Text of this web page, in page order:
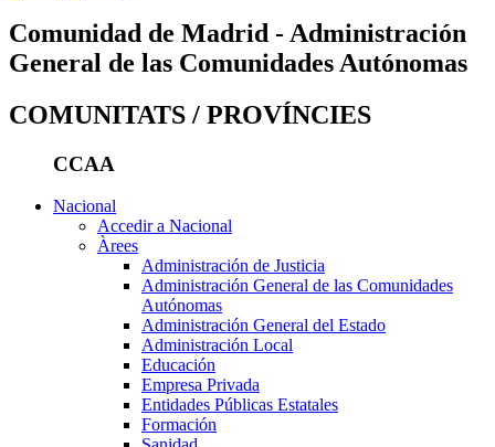
Comunidad de Madrid - Administración
General de las Comunidades Autónomas
COMUNITATS / PROVÍNCIES
CCAA
Nacional
Accedir a Nacional
Àrees
Administración de Justicia
Administración General de las Comunidades
Autónomas
Administración General del Estado
Administración Local
Educación
Empresa Privada
Entidades Públicas Estatales
Formación